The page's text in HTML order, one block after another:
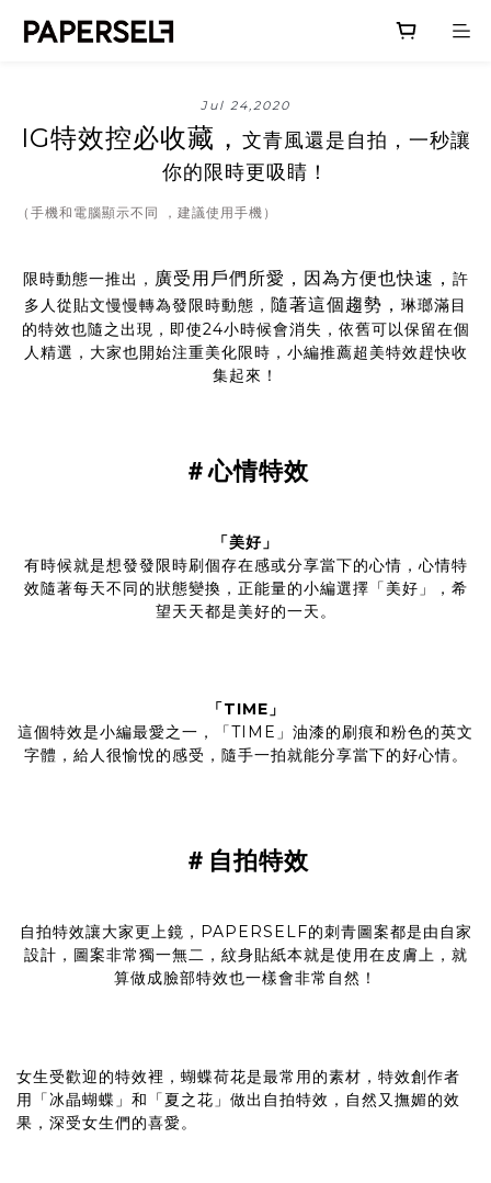
Jul 24,2020
IG特效控必收藏， 文青風還是自拍，一秒讓
你的限時更吸睛！
（手機和電腦顯示不同 ，建議使用手機）
限時動態一推出， 廣受用戶們所愛，因為方便也快速， 許
多人從貼文慢慢轉為發限時動態， 隨著這個趨勢， 琳瑯滿目
的特效也隨之出現，即使24小時候會消失，依舊可以保留在個
人精選，大家也開始注重美化限時，小編推薦超美特效趕快收
集起來！
＃心情特效
「美好」
有時候就是想發發限時刷個存在感或分享當下的心情，心情特
效隨著每天不同的狀態變換，正能量的小編選擇「美好」，希
望天天都是美好的一天。
「TIME」
這個特效是小編最愛之一，「TIME」油漆的刷痕和粉色的英文
字體，給人很愉悅的感受，隨手一拍就能分享當下的好心情。
＃自拍特效
自拍特效讓大家更上鏡，PAPERSELF的刺青圖案都是由自家
設計，圖案非常獨一無二，紋身貼紙本就是使用在皮膚上，就
算做成臉部特效也一樣會非常自然！
女生受歡迎的特效裡，蝴蝶荷花是最常用的素材，特效創作者
用「冰晶蝴蝶」和「夏之花」做出自拍特效，自然又撫媚的效
果，深受女生們的喜愛。